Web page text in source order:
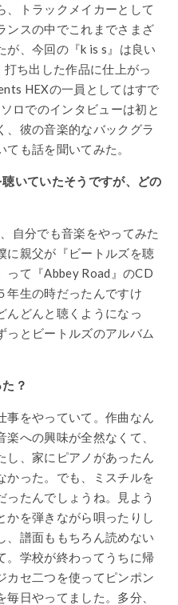
、トラックメイカーとして
ンスの中でこれまでさまざ
が、今回の『k is s』は良い
ち出した作品に仕上がっ
HEXの一員としてはすで
ロでのインタビューは初と
、彼の音楽的なバックグラ
も話を聞いてみた。
いていたそうですが、どの
自分でも音楽をやってみた
に親父が『ビートルズを聴
って『Abbey Road』のCD
年生の時だったんですけ
んどんと聴くようになっ
っとビートルズのアルバム
？
事をやっていて。作曲なん
への興味が全然なくて、
、家にピアノがあったん
かった。でも、ミスチルを
ったんでしょうね。見よう
を弾きながら唄ったりし
、譜面ももちろん読めない
。学校が終わってうちに帰
カセ二つを使ってピンポン
日やってました。多分、